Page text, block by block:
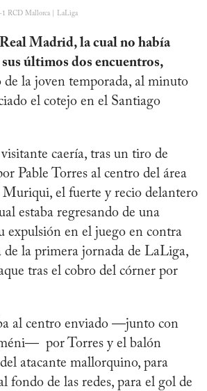
RCD Mallorca | LaLiga
Madrid, la cual no había
últimos dos encuentros,
la joven temporada, al minuto
el cotejo en el Santiago
caería, tras un tiro de
Pable Torres al centro del área
Muriqui, el fuerte y recio delantero
estaba regresando de una
expulsión en el juego en contra
de la primera jornada de LaLiga,
tras el cobro del córner por
al centro enviado —junto con
por Torres y el balón
atacante mallorquino, para
fondo de las redes, para el gol de